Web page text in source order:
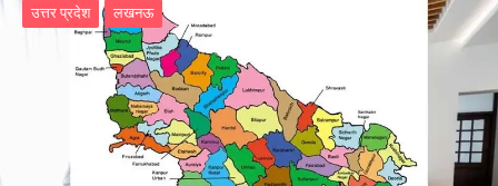
उत्तर प्रदेश लखनऊ